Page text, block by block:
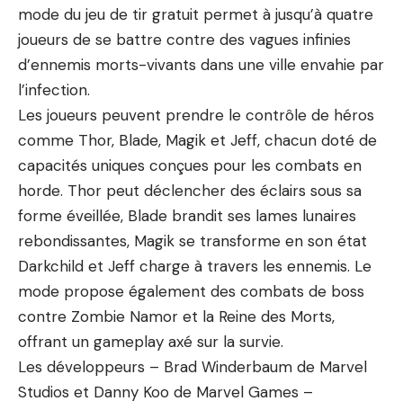
mode du jeu de tir gratuit permet à jusqu’à quatre
joueurs de se battre contre des vagues infinies
d’ennemis morts-vivants dans une ville envahie par
l’infection.
Les joueurs peuvent prendre le contrôle de héros
comme Thor, Blade, Magik et Jeff, chacun doté de
capacités uniques conçues pour les combats en
horde. Thor peut déclencher des éclairs sous sa
forme éveillée, Blade brandit ses lames lunaires
rebondissantes, Magik se transforme en son état
Darkchild et Jeff charge à travers les ennemis. Le
mode propose également des combats de boss
contre Zombie Namor et la Reine des Morts,
offrant un gameplay axé sur la survie.
Les développeurs – Brad Winderbaum de Marvel
Studios et Danny Koo de Marvel Games –